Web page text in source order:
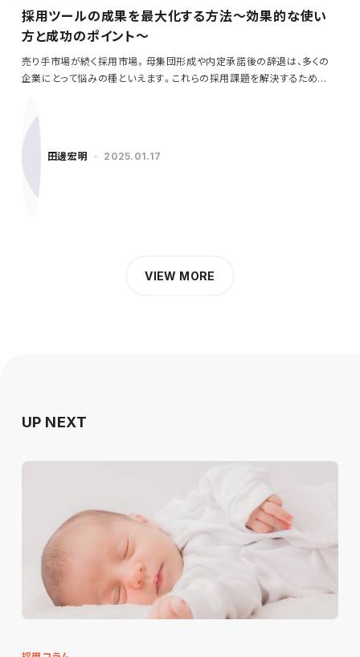
採用ツールの成果を最大化する方法～効果的な使い
方と成功のポイント～
売り手市場が続く採用市場。母集団形成や内定承諾後の辞退は、多くの
企業にとって悩みの種といえます。これらの採用課題を解決するため
田邊宏明 2025.01.17
VIEW MORE
UP NEXT